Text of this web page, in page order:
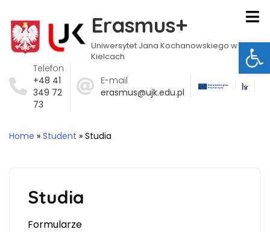
Erasmus+
Uniwersytet Jana Kochanowskiego w
Kielcach
Telefon
+48 41
349 72
73
E-mail
erasmus@ujk.edu.pl
Home » Student » Studia
Studia
Formularze